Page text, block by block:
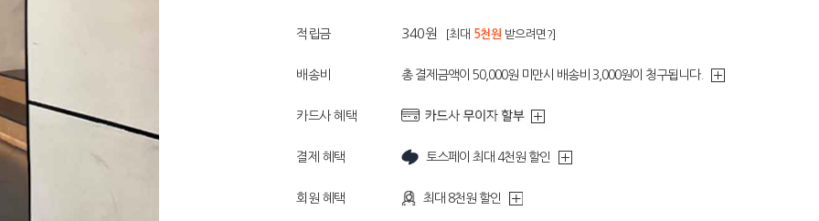
적립금 340원 [최대 5천원 받으려면?]
배송비 총 결제금액이 50,000원 미만시 배송비 3,000원이 청구됩니다.
카드사 혜택
결제 혜택 토스페이 최대 4천원 할인
회원 혜택 최대 8천원 할인